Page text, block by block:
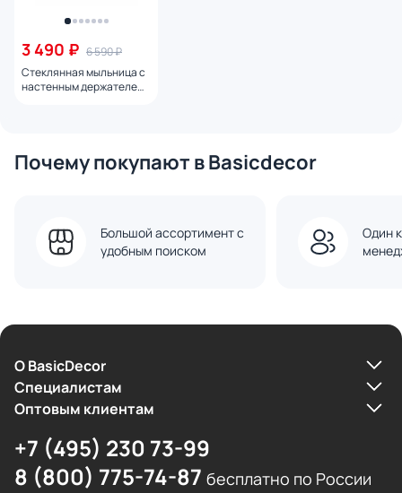
3 490 ₽ 6 590 ₽
Стеклянная мыльница с
настенным держателем
Почему покупают в Basicdecor
Большой ассортимент с
удобным поиском
Один
О BasicDecor
Cпециалистам
Оптовым клиентам
+7 (495) 230 73-99
8 (800) 775-74-87 бесплатно по России